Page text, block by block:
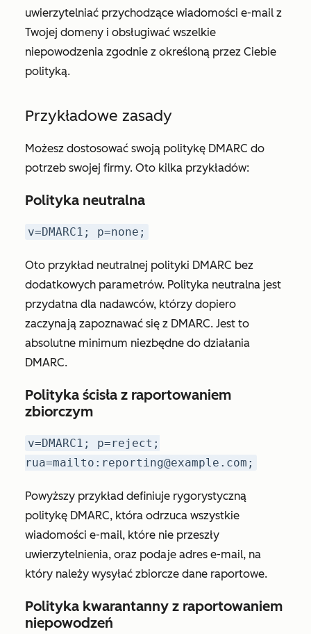
uwierzytelniać przychodzące wiadomości e-mail z
Twojej domeny i obsługiwać wszelkie
niepowodzenia zgodnie z określoną przez Ciebie
polityką.
Przykładowe zasady
Możesz dostosować swoją politykę DMARC do
potrzeb swojej firmy. Oto kilka przykładów:
Polityka neutralna
v=DMARC1; p=none;
Oto przykład neutralnej polityki DMARC bez
dodatkowych parametrów. Polityka neutralna jest
przydatna dla nadawców, którzy dopiero
zaczynają zapoznawać się z DMARC. Jest to
absolutne minimum niezbędne do działania
DMARC.
Polityka ścisła z raportowaniem
zbiorczym
v=DMARC1; p=reject;
rua=mailto:reporting@example.com;
Powyższy przykład definiuje rygorystyczną
politykę DMARC, która odrzuca wszystkie
wiadomości e-mail, które nie przeszły
uwierzytelnienia, oraz podaje adres e-mail, na
który należy wysyłać zbiorcze dane raportowe.
Polityka kwarantanny z raportowaniem
niepowodzeń